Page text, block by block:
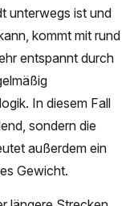
unterwegs ist und
kommt mit rund
entspannt durch
In diesem Fall
sondern die
außerdem ein
Gewicht.